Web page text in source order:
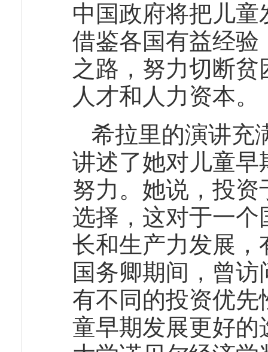
中国政府将把儿
借鉴各国有益经
之路，努力切断
人才和人力资本。
希拉里的演讲充
讲述了她对儿童
努力。她说，投
选择，这对于一
长和生产力发展，
国务卿期间，曾
有不同的投资优
童早期发展更好的